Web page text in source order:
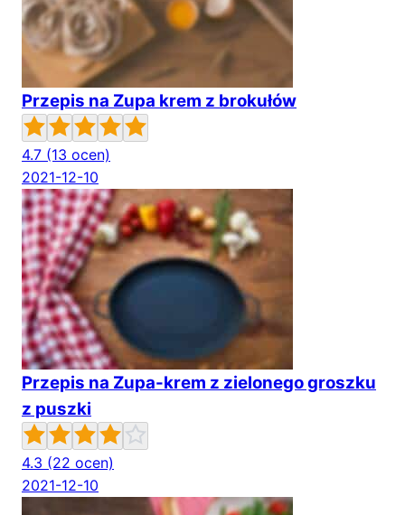
Przepis na Zupa krem z brokułów
4.7 (13 ocen)
2021-12-10
Przepis na Zupa-krem z zielonego groszku
z puszki
4.3 (22 ocen)
2021-12-10